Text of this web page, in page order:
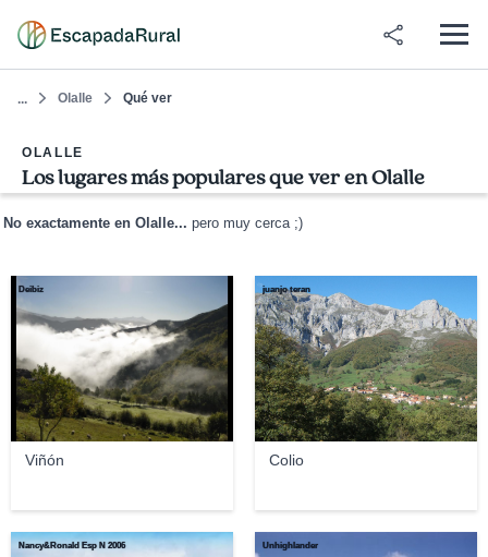
... Olalle Qué ver
OLALLE
Los lugares más populares que ver en Olalle
No exactamente en Olalle... pero muy cerca ;)
Viñón
Deibiz
Colio
juanjo teran
Nancy&Ronald Esp N 2006 Unhighlander